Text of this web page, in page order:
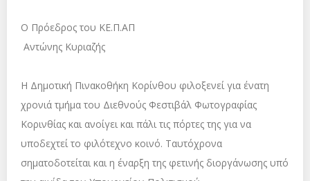
Ο Πρόεδρος του ΚΕ.Π.ΑΠ
Αντώνης Κυριαζής
Η Δημοτική Πινακοθήκη Κορίνθου φιλοξενεί για ένατη
χρονιά τμήμα του Διεθνούς Φεστιβάλ Φωτογραφίας
Κορινθίας και ανοίγει και πάλι τις πόρτες της για να
υποδεχτεί το φιλότεχνο κοινό. Ταυτόχρονα
σηματοδοτείται και η έναρξη της φετινής διοργάνωσης υπό